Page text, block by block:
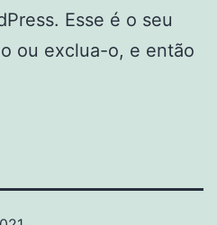
Esse é o seu
ou exclua-o, e então